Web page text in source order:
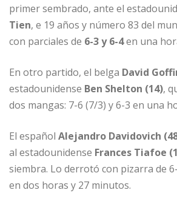
primer sembrado, ante el
Tien, e 19 años y número 83 del
con parciales de 6-3 y 6-4en una
En otro partido, el belga David
estadounidense Ben Shelton (14),
dos mangas: 7-6 (7/3) y 6-3 en una
El español Alejandro Davidovich
al estadounidense Frances Tiafoe
siembra. Lo derrotó con pizarra de
en dos horas y 27 minutos.